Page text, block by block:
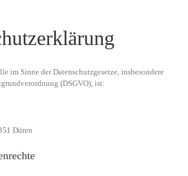
im Sinne der Datenschutzgesetze, insbesondere
(DSGVO), ist:
Düren